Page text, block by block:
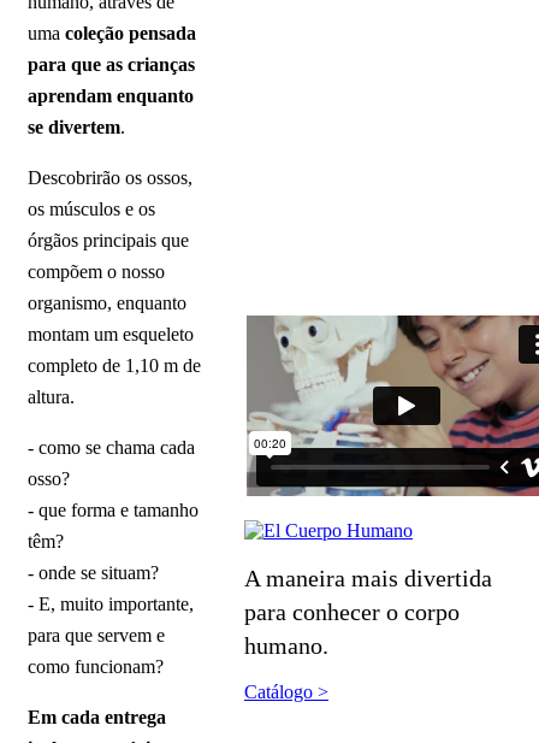
uma coleção pensada
para que as crianças
aprendam enquanto
se divertem.
Descobrirão os ossos,
os músculos e os
órgãos principais que
compõem o nosso
organismo, enquanto
montam um esqueleto
completo de 1,10 m de
altura.
- como se chama cada
osso?
- que forma e tamanho
têm?
- onde se situam?
- E, muito importante,
para que servem e
como funcionam?
Em cada entrega
A maneira mais divertida
para conhecer o corpo
humano.
Catálogo >